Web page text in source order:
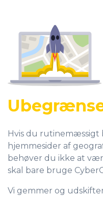
Hvis du rutinemæssigt
hjemmesider af
behøver du ikke at
skal bare bruge
Vi gemmer og